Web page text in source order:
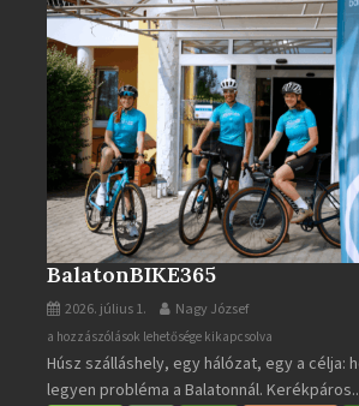
BalatonBIKE365
2026. július 1. Nagy József
BalatonBIKE365
bejegyzéshez
a hozzászólások lehetősége kikapcsolva
Húsz szálláshely, egy hálózat, egy a célja:
legyen probléma a Balatonnál.